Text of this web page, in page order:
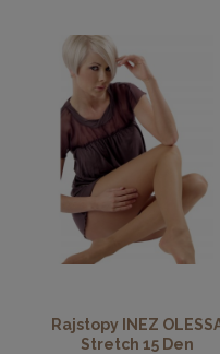
uniwersalne rozwiązanie
budowie ciała, które
bez kompromisów.
Trwałość i
użytkowanie
Jedną z kluczowych
zwiększona trwałość.
mechaniczne.
Rajstopy INEZ
Stretch 15 Den